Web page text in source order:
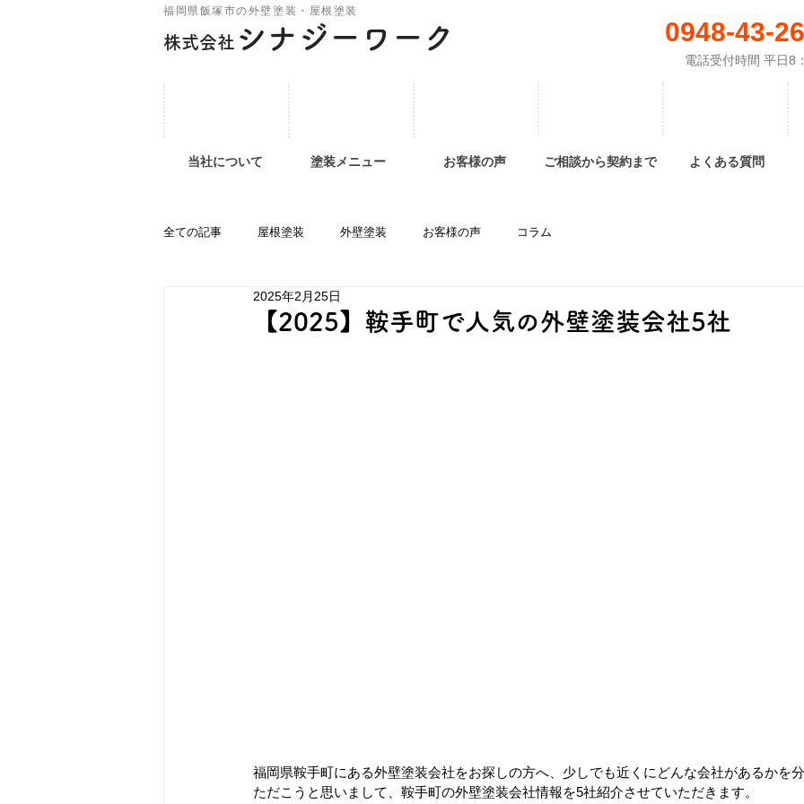
株式会社 シナジーワーク
福岡県飯塚市の外壁塗装・屋根塗装
0948-43-
電話受付時間 平日8
当社について 塗装メニュー お客様の声 ご相談から契約まで よくある質問
全ての記事 屋根塗装 外壁塗装 お客様の声 コラム
【2025】鞍手町で人気の外壁塗装会社5社
2025年2月25日
福岡県鞍手町にある外壁塗装会社をお探しの方へ、少しでも近くにどんな会社があるかを
ただこうと思いまして、鞍手町の外壁塗装会社情報を5社紹介させていただきます。